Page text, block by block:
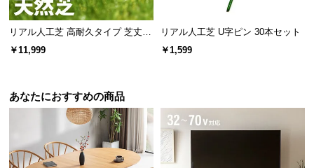
密度約3.9倍の高級感と心地よさ
当社プロトタイプ 当商品
リアル人工芝 高耐久タイプ 芝丈35
mm 2×5m（自然な見た目を追求・
￥11,999
リアル人工芝 U字ピン 30本セット
￥1,599
あなたにおすすめの商品